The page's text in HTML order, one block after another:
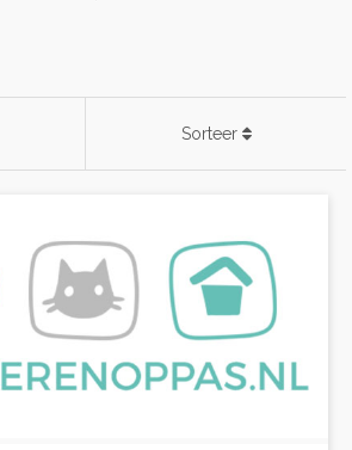
Sorteer